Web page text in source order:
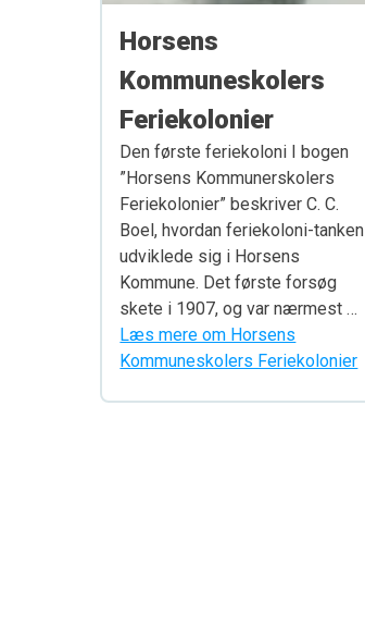
Horsens
Kommuneskolers
Feriekolonier
Den første feriekoloni I bogen
”Horsens Kommunerskolers
Feriekolonier” beskriver C. C.
Boel, hvordan feriekoloni-tanken
udviklede sig i Horsens
Kommune. Det første forsøg
skete i 1907, og var nærmest …
Læs mere om Horsens
Kommuneskolers Feriekolonier